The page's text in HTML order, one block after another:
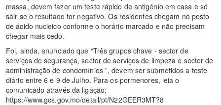
massa, devem fazer um teste rápido de antigénio em casa e só
sair se o resultado for negativo. Os residentes chegam no posto
de ácido nucleico conforme o horário marcado e não precisam
chegar mais cedo.
Foi, ainda, anunciado que “Três grupos chave - sector de
serviços de segurança, sector de serviços de limpeza e sector de
administração de condomínios ”, devem ser submetidos a teste
diário entre 6 e 9 de Julho. Para os pormenores, leia o
comunicado através da ligação:
https://www.gcs.gov.mo/detail/pt/N22GEER3MT?8